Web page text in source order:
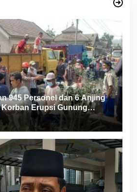
945 Personel dan 6 Anjing
Korban Erupsi Gunung